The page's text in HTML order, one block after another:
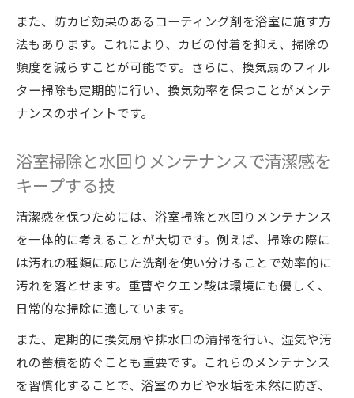
また、防カビ効果のあるコーティング剤を浴室に施す方
法もあります。これにより、カビの付着を抑え、掃除の
頻度を減らすことが可能です。さらに、換気扇のフィル
ター掃除も定期的に行い、換気効率を保つことがメンテ
ナンスのポイントです。
浴室掃除と水回りメンテナンスで清潔感を
キープする技
清潔感を保つためには、浴室掃除と水回りメンテナンス
を一体的に考えることが大切です。例えば、掃除の際に
は汚れの種類に応じた洗剤を使い分けることで効率的に
汚れを落とせます。重曹やクエン酸は環境にも優しく、
日常的な掃除に適しています。
また、定期的に換気扇や排水口の清掃を行い、湿気や汚
れの蓄積を防ぐことも重要です。これらのメンテナンス
を習慣化することで、浴室のカビや水垢を未然に防ぎ、